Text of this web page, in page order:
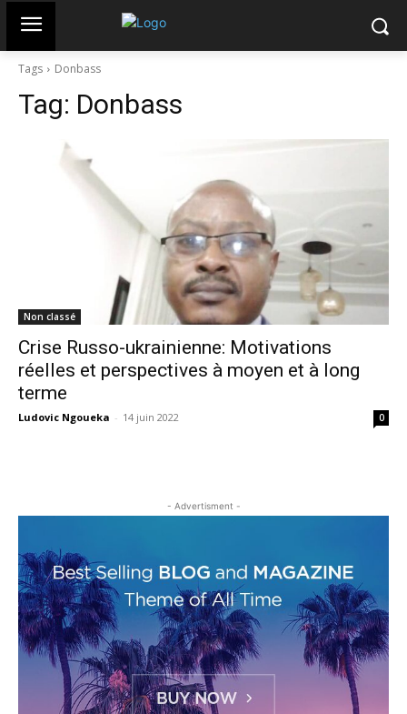
Tags Donbass
Tag: Donbass
Non classé
Crise Russo-ukrainienne: Motivations
réelles et perspectives à moyen et à long
terme
Ludovic Ngoueka - 14 juin 2022 0
- Advertisment -